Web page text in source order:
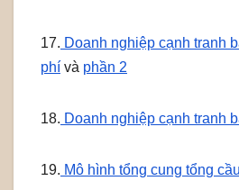
17. Doanh nghiệp cạnh tranh
phí và phần 2
18. Doanh nghiệp cạnh tranh
19. Mô hình tổng cung tổng